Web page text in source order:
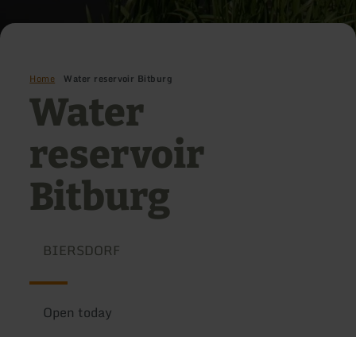
Home Water reservoir Bitburg
Water
reservoir
Bitburg
BIERSDORF
Open today